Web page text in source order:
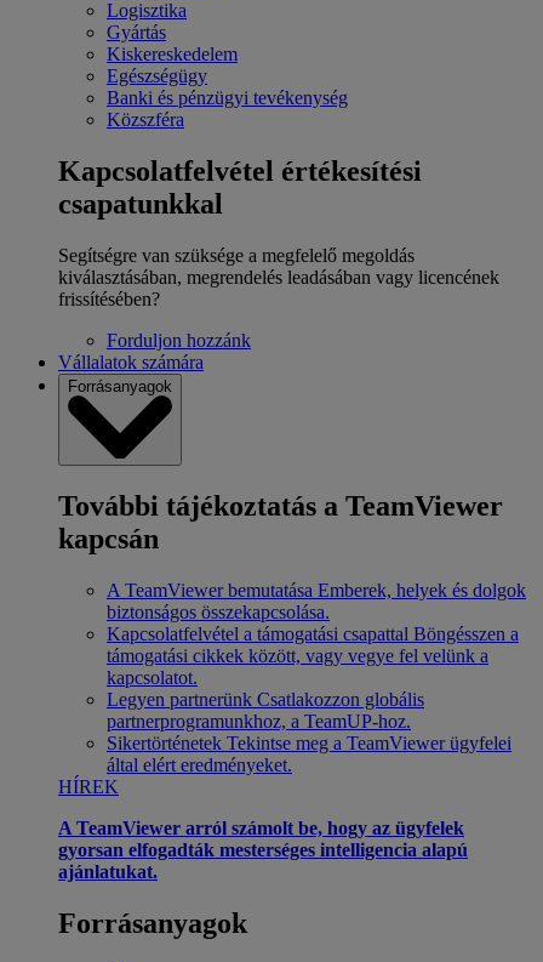
Logisztika
Gyártás
Kiskereskedelem
Egészségügy
Banki és pénzügyi tevékenység
Közszféra
Kapcsolatfelvétel értékesítési
csapatunkkal
Segítségre van szüksége a megfelelő megoldás
kiválasztásában, megrendelés leadásában vagy licencének
frissítésében?
Forduljon hozzánk
Vállalatok számára
Forrásanyagok
További tájékoztatás a TeamViewer
kapcsán
A TeamViewer bemutatása Emberek, helyek és dolgok
biztonságos összekapcsolása.
Kapcsolatfelvétel a támogatási csapattal Böngésszen a
támogatási cikkek között, vagy vegye fel velünk a
kapcsolatot.
Legyen partnerünk Csatlakozzon globális
partnerprogramunkhoz, a TeamUP-hoz.
Sikertörténetek Tekintse meg a TeamViewer ügyfelei
által elért eredményeket.
HÍREK
A TeamViewer arról számolt be, hogy az ügyfelek
gyorsan elfogadták mesterséges intelligencia alapú
ajánlatukat.
Forrásanyagok